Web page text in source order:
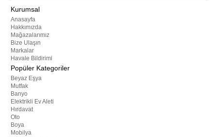
Kurumsal
Anasayfa
Hakkımızda
Mağazalarımız
Bize Ulaşın
Markalar
Havale Bildirimi
Popüler Kategoriler
Beyaz Eşya
Mutfak
Banyo
Elektrikli Ev Aleti
Hırdavat
Oto
Boya
Mobilya